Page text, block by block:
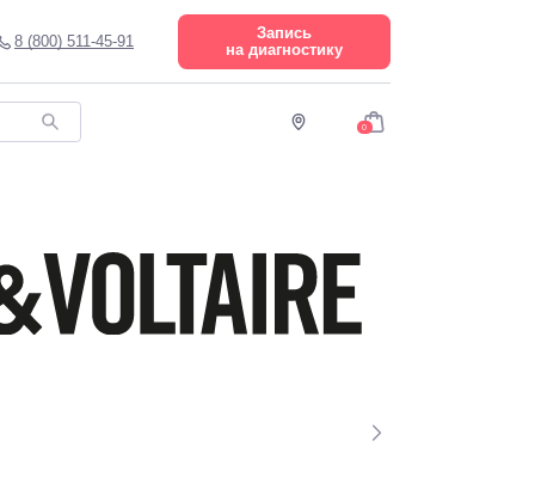
8 (800) 511-45-91
Запись
на диагностику
0